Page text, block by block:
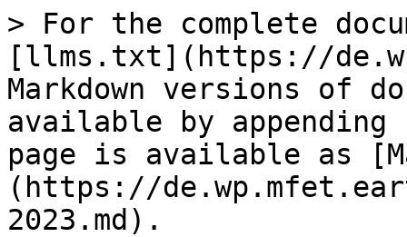
> For the complete
[llms.txt](https://
Markdown versions of
available by
page is available as
(https://
2023.md).